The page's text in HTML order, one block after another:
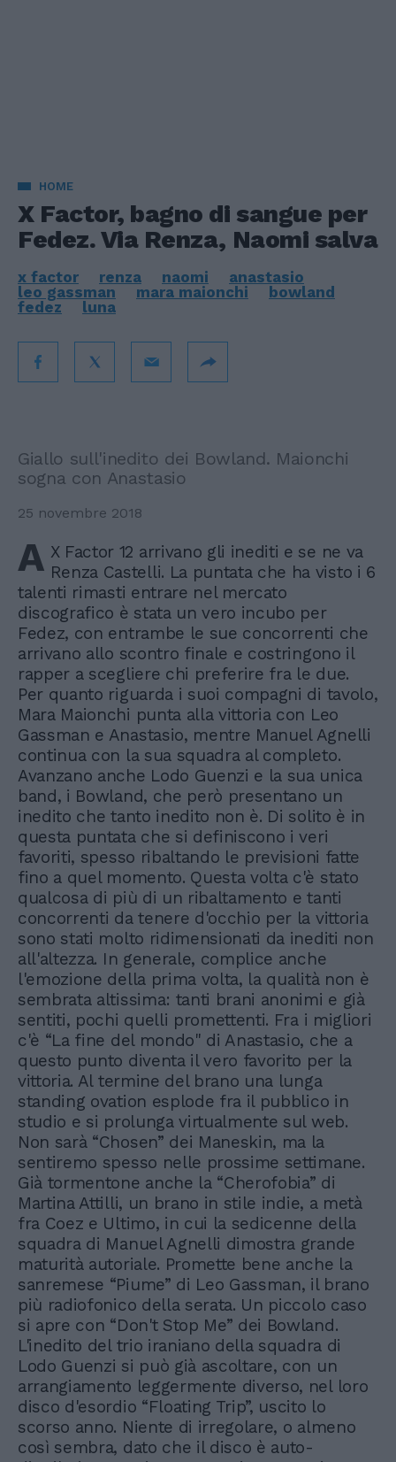
HOME
X Factor, bagno di sangue per
Fedez. Via Renza, Naomi salva
x factor renza naomi
anastasio
leo gassman
mara maionchi
bowland
fedez
luna
Giallo sull'inedito dei Bowland. Maionchi
sogna con Anastasio
25 novembre 2018
A X Factor 12 arrivano gli inediti e se ne va
Renza Castelli. La puntata che ha visto i 6
talenti rimasti entrare nel mercato
discografico è stata un vero incubo per
Fedez, con entrambe le sue concorrenti che
arrivano allo scontro finale e costringono il
rapper a scegliere chi preferire fra le due.
Per quanto riguarda i suoi compagni di tavolo,
Mara Maionchi punta alla vittoria con Leo
Gassman e Anastasio, mentre Manuel Agnelli
continua con la sua squadra al completo.
Avanzano anche Lodo Guenzi e la sua unica
band, i Bowland, che però presentano un
inedito che tanto inedito non è. Di solito è in
questa puntata che si definiscono i veri
favoriti, spesso ribaltando le previsioni fatte
fino a quel momento. Questa volta c'è stato
qualcosa di più di un ribaltamento e tanti
concorrenti da tenere d'occhio per la vittoria
sono stati molto ridimensionati da inediti non
all'altezza. In generale, complice anche
l'emozione della prima volta, la qualità non è
sembrata altissima: tanti brani anonimi e già
sentiti, pochi quelli promettenti. Fra i migliori
c'è “La fine del mondo" di Anastasio, che a
questo punto diventa il vero favorito per la
vittoria. Al termine del brano una lunga
standing ovation esplode fra il pubblico in
studio e si prolunga virtualmente sul web.
Non sarà “Chosen” dei Maneskin, ma la
sentiremo spesso nelle prossime settimane.
Già tormentone anche la “Cherofobia” di
Martina Attilli, un brano in stile indie, a metà
fra Coez e Ultimo, in cui la sedicenne della
squadra di Manuel Agnelli dimostra grande
maturità autoriale. Promette bene anche la
sanremese “Piume” di Leo Gassman, il brano
più radiofonico della serata. Un piccolo caso
si apre con “Don't Stop Me” dei Bowland.
L'inedito del trio iraniano della squadra di
Lodo Guenzi si può già ascoltare, con un
arrangiamento leggermente diverso, nel loro
disco d'esordio “Floating Trip”, uscito lo
scorso anno. Niente di irregolare, o almeno
così sembra, dato che il disco è auto-